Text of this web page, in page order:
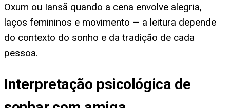
Oxum ou Iansã quando a cena envolve alegria,
laços femininos e movimento — a leitura depende
do contexto do sonho e da tradição de cada
pessoa.
Interpretação psicológica de